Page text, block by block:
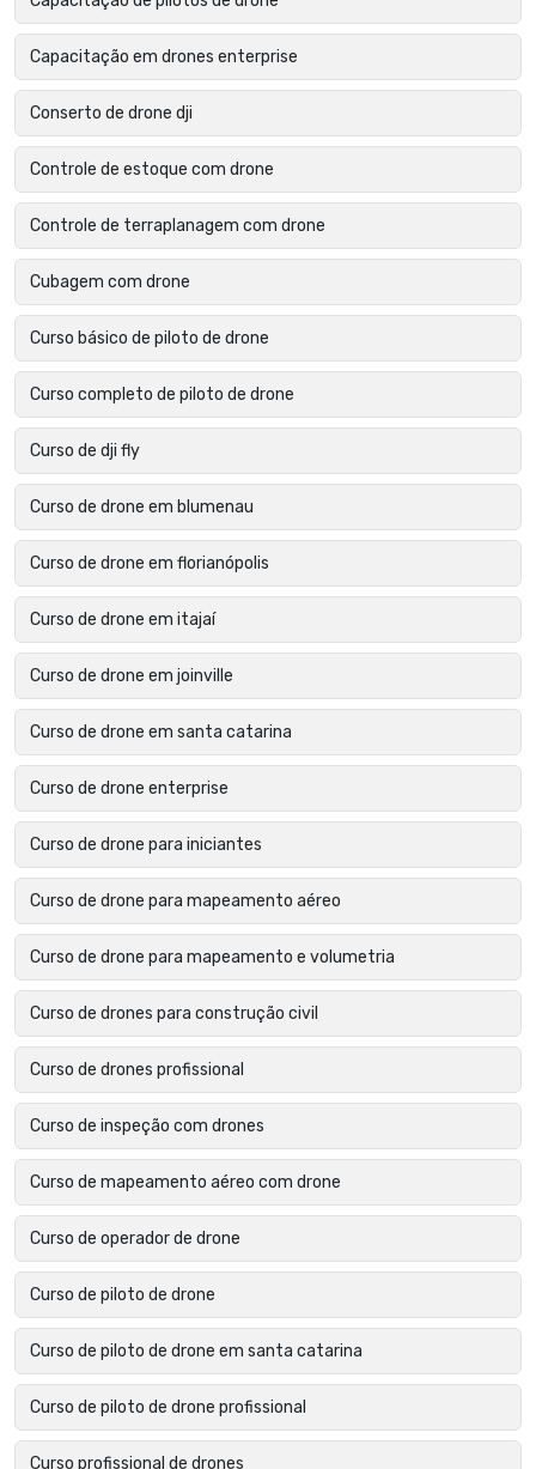
Capacitação em drones enterprise
Conserto de drone dji
Controle de estoque com drone
Controle de terraplanagem com drone
Cubagem com drone
Curso básico de piloto de drone
Curso completo de piloto de drone
Curso de dji fly
Curso de drone em blumenau
Curso de drone em florianópolis
Curso de drone em itajaí
Curso de drone em joinville
Curso de drone em santa catarina
Curso de drone enterprise
Curso de drone para iniciantes
Curso de drone para mapeamento aéreo
Curso de drone para mapeamento e volumetria
Curso de drones para construção civil
Curso de drones profissional
Curso de inspeção com drones
Curso de mapeamento aéreo com drone
Curso de operador de drone
Curso de piloto de drone
Curso de piloto de drone em santa catarina
Curso de piloto de drone profissional
Curso profissional de drones